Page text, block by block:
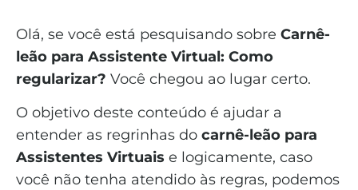
Olá, se você está pesquisando sobre Carnê-
leão para Assistente Virtual: Como
regularizar? Você chegou ao lugar certo.
O objetivo deste conteúdo é ajudar a
entender as regrinhas do carnê-leão para
Assistentes Virtuais e logicamente, caso
você não tenha atendido às regras, podemos